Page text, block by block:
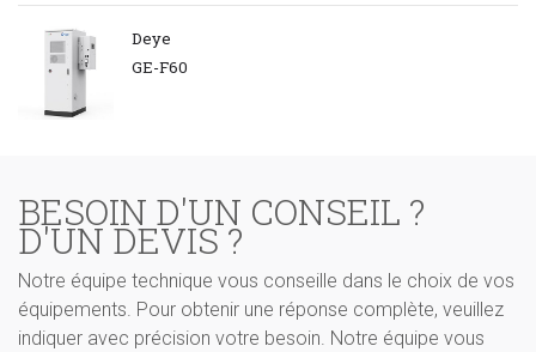
Deye
GE-F60
BESOIN D'UN CONSEIL ?
D'UN DEVIS ?
Notre équipe technique vous conseille dans le choix de vos
équipements. Pour obtenir une réponse complète, veuillez
indiquer avec précision votre besoin. Notre équipe vous